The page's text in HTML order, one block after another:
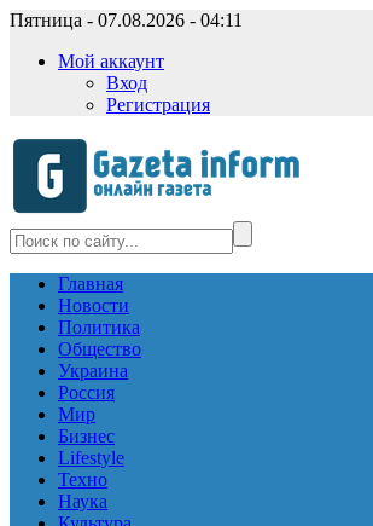
Пятница - 07.08.2026 - 04:11
Мой аккаунт
Вход
Регистрация
Главная
Новости
Политика
Общество
Украина
Россия
Мир
Бизнес
Lifestyle
Техно
Наука